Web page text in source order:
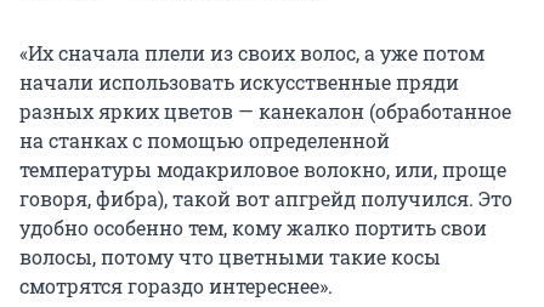
«Их сначала плели из своих волос, а уже потом
начали использовать искусственные пряди
разных ярких цветов — канекалон (обработанное
на станках с помощью определенной
температуры модакриловое волокно, или, проще
говоря, фибра), такой вот апгрейд получился. Это
удобно особенно тем, кому жалко портить свои
волосы, потому что цветными такие косы
смотрятся гораздо интереснее».